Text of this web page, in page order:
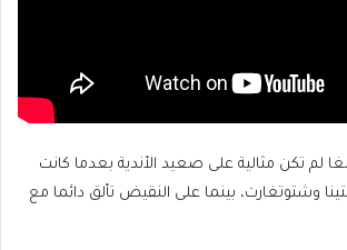
لم تكن مثالية على صعيد الأندية بعدما كانت
وشتوتغارت، بينما على النقيض تألق دائما مع